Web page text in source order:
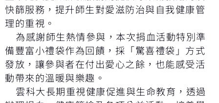
快篩服務，提升師生對愛滋防治與自我健康管
理的重視。
為感謝師生熱情參與，本次捐血活動特別準
備豐富小禮袋作為回饋，採「驚喜禮袋」方式
發放，讓參與者在付出愛心之餘，也能感受活
動帶來的溫暖與樂趣。
雲科大長期重視健康促進與生命教育，透過